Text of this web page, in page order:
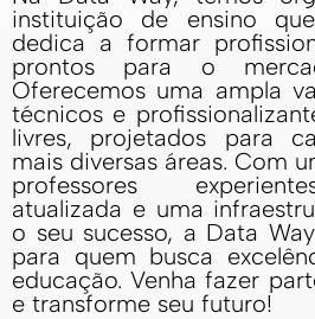
instituição de ensino
dedica a formar
prontos para o
Oferecemos uma ampla
técnicos e
livres, projetados para
mais diversas áreas. Com
professores
atualizada e uma
o seu sucesso, a Data
para quem busca
educação. Venha fazer
e transforme seu futuro!